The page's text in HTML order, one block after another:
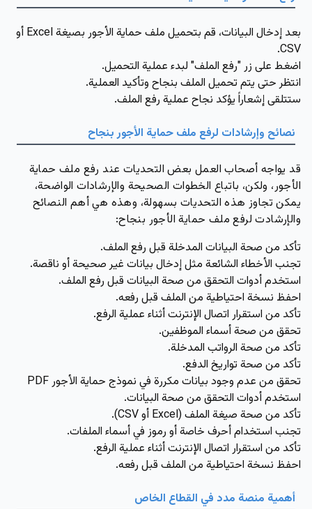
بعد إدخال البيانات، قم بتحميل ملف حماية الأجور بصيغة Excel أو
CSV.
اضغط على زر "رفع الملف" لبدء عملية التحميل.
انتظر حتى يتم تحميل الملف بنجاح وتأكيد العملية.
ستتلقى إشعاراً يؤكد نجاح عملية رفع الملف.
نصائح وإرشادات لرفع ملف حماية الأجور بنجاح
قد يواجه أصحاب العمل بعض التحديات عند رفع ملف حماية
الأجور، ولكن، باتباع الخطوات الصحيحة والإرشادات الواضحة،
يمكن تجاوز هذه التحديات بسهولة، وهذه هي أهم النصائح
والإرشادت لرفع ملف حماية الأجور بنجاح:
تأكد من صحة البيانات المدخلة قبل رفع الملف.
تجنب الأخطاء الشائعة مثل إدخال بيانات غير صحيحة أو ناقصة.
استخدم أدوات التحقق من صحة البيانات قبل رفع الملف.
احفظ نسخة احتياطية من الملف قبل رفعه.
تأكد من استقرار اتصال الإنترنت أثناء عملية الرفع.
تحقق من صحة أسماء الموظفين.
تأكد من صحة الرواتب المدخلة.
تأكد من صحة تواريخ الدفع.
تحقق من عدم وجود بيانات مكررة في نموذج حماية الأجور PDF
استخدم أدوات التحقق من صحة البيانات.
تأكد من صحة صيغة الملف (Excel أو CSV).
تجنب استخدام أحرف خاصة أو رموز في أسماء الملفات.
تأكد من استقرار اتصال الإنترنت أثناء عملية الرفع.
احفظ نسخة احتياطية من الملف قبل رفعه.
أهمية منصة مدد في القطاع الخاص